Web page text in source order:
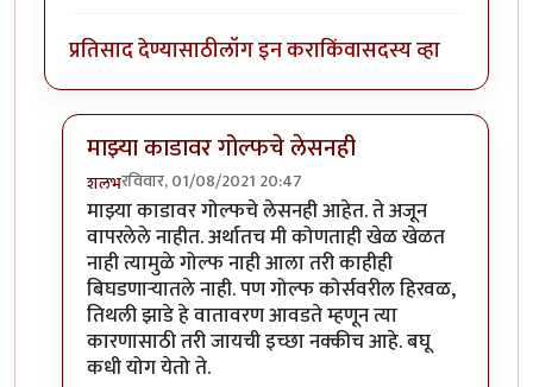
प्रतिसाद देण्यासाठीलॉग इन कराकिंवासदस्य व्हा
माझ्या काडावर गोल्फचे लेसनही
शलभरविवार, 01/08/2021 20:47
In reply toक्रेडीट कार्डाचा उपयोगbyचंद्रसूर्यकुमार
माझ्या काडावर गोल्फचे लेसनही आहेत. ते अजून
वापरलेले नाहीत. अर्थातच मी कोणताही खेळ खेळत
नाही त्यामुळे गोल्फ नाही आला तरी काहीही
बिघडणार्‍यातले नाही. पण गोल्फ कोर्सवरील हिरवळ,
तिथली झाडे हे वातावरण आवडते म्हणून त्या
कारणासाठी तरी जायची इच्छा नक्कीच आहे. बघू
कधी योग येतो ते.